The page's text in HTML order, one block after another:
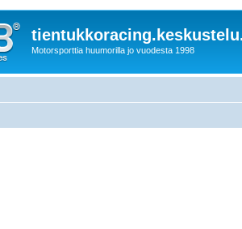
Motorsporttia huumorilla jo vuodesta 1998